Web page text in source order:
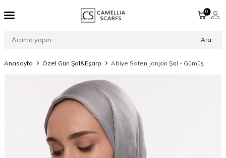
Ara
0
Anasayfa Özel Gün Şal&Eşarp Abiye Saten Janjan Şal - Gümüş